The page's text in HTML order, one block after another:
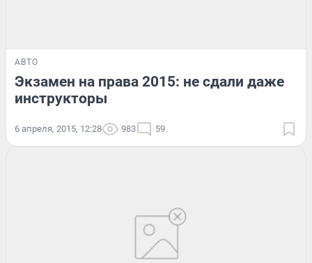
АВТО
Экзамен на права 2015: не сдали даже
инструкторы
6 апреля, 2015, 12:28 983 59